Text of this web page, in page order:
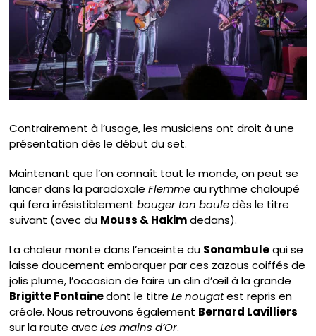
Contrairement à l’usage, les musiciens ont droit à une
présentation dès le début du set.
Maintenant que l’on connaît tout le monde, on peut se
lancer dans la paradoxaleFlemmeau rythme chaloupé
qui fera irrésistiblementbouger ton bouledès le titre
suivant (avec du Mouss & Hakimdedans).
La chaleur monte dans l’enceinte du Sonambulequi se
laisse doucement embarquer par ces zazous coiffés de
jolis plume, l’occasion de faire un clin d’œil à la grande
Brigitte Fontainedont le titreLe nougatest repris en
créole. Nous retrouvons également Bernard Lavilliers
sur la route avecLes mains d’Or.